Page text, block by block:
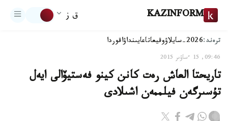
KAZINFORM ق ز
ترەند:2026-سايلاۋ وقيعاتاعايىنداۋاقوردا
09:46, 15 ءساۋىر 2015
تاريحتا العاش رەت كانن كينو فەستيۆالى ايەل
تۇسىرگەن فيلممەن اشىلادى